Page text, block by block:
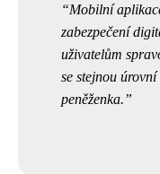
Mobilní
zabezpečení
uživatelům
se stejnou
peněženka.